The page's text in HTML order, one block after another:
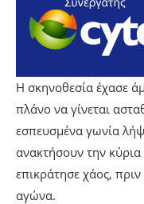
Η σκηνοθεσία έχασε
πλάνο να γίνεται
εσπευσμένα γωνία
ανακτήσουν την
επικράτησε χάος,
αγώνα.